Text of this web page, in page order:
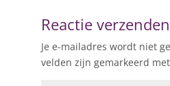
Reactie verzenden
Je e-mailadres wordt niet
velden zijn gemarkeerd met